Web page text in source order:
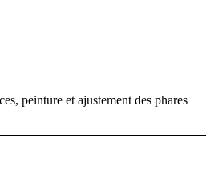
peinture et ajustement des phares